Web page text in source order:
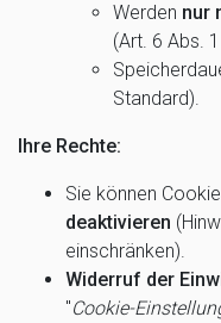
Werden nur
(Art. 6 Abs.
Standard).
Ihre Rechte:
Sie können
deaktivieren
einschränken).
Widerruf der
"Cookie-